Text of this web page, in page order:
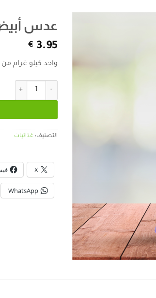
عدس
3.95
€
واحد كيلو غرام
كمية عدس أبيض
التصنيف: غذائيات
X
WhatsApp